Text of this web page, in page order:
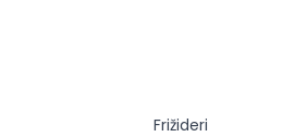
Frižideri